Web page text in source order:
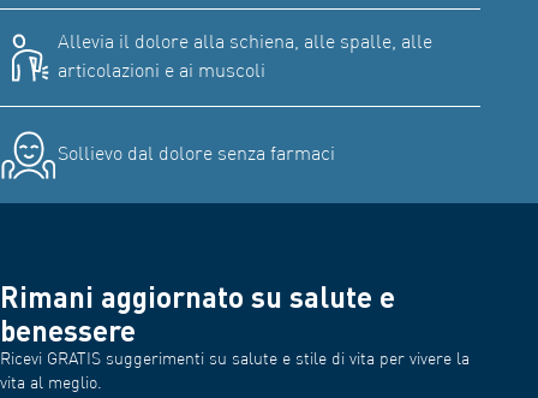
Allevia il dolore alla schiena, alle spalle, alle
articolazioni e ai muscoli
Sollievo dal dolore senza farmaci
Rimani aggiornato su salute e
benessere
Ricevi GRATIS suggerimenti su salute e stile di vita per vivere la
vita al meglio.